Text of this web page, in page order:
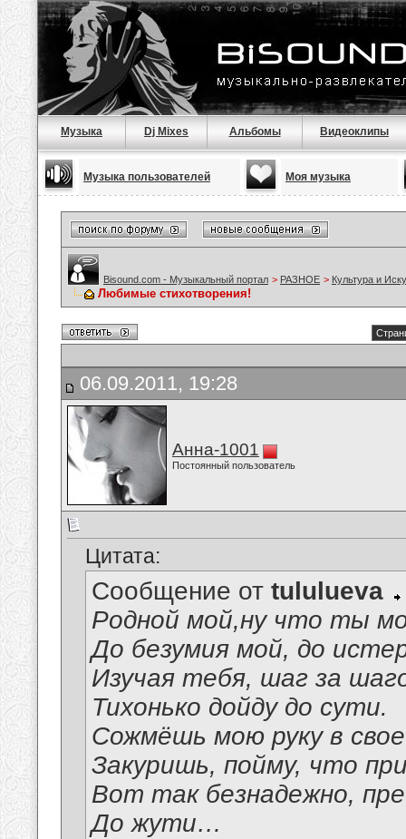
Музыка Dj Mixes Альбомы Видеоклипы
Музыка пользователей Моя музыка
Bisound.com - Музыкальный портал > РАЗНОЕ > Культура и
Любимые стихотворения!
06.09.2011, 19:28
Анна-1001
Постоянный пользователь
Цитата:
Сообщение от tululueva
Родной мой,ну что ты
До безумия мой, до
Изучая тебя, шаг за
Тихонько дойду до сути.
Сожмёшь мою руку в
Закуришь, пойму, что
Вот так безнадежно,
До жути…